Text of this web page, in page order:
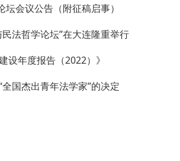
会议公告（附征稿启事）
法哲学论坛”在大连隆重举行
设年度报告（2022）》
国杰出青年法学家”的决定